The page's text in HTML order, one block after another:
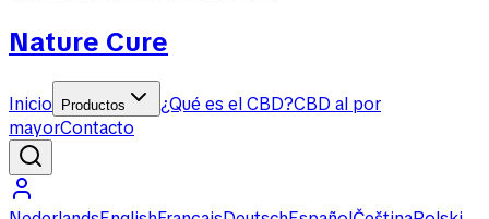
Nature Cure
Inicio Productos ¿Qué es el CBD?CBD al por
mayorContacto